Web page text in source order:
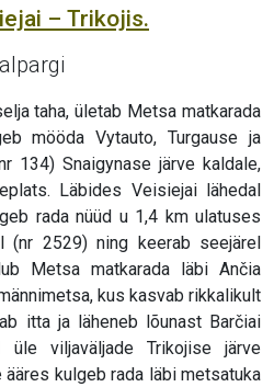
– Trikojis.
taha, ületab Metsa matkarada
mööda Vytauto, Turgause ja
134) Snaigynase järve kaldale,
Läbides Veisiejai lähedal
rada nüüd u 1,4 km ulatuses
(nr 2529) ning keerab seejärel
Metsa matkarada läbi Ančia
kus kasvab rikkalikult
itta ja läheneb lõunast Barčiai
üle viljaväljade Trikojise järve
ääres kulgeb rada läbi metsatuka